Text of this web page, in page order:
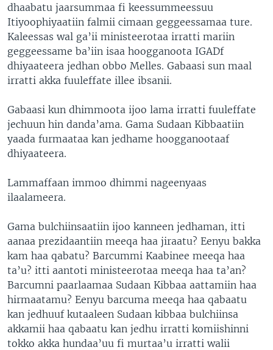
dhaabatu jaarsummaa fi keessummeessuu
Itiyoophiyaatiin falmii cimaan geggeessamaa ture.
Kaleessas wal ga’ii ministeerotaa irratti mariin
geggeessame ba’iin isaa hoogganoota IGADf
dhiyaateera jedhan obbo Melles. Gabaasi sun maal
irratti akka fuuleffate illee ibsanii.
Gabaasi kun dhimmoota ijoo lama irratti fuuleffate
jechuun hin danda’ama. Gama Sudaan Kibbaatiin
yaada furmaataa kan jedhame hoogganootaaf
dhiyaateera.
Lammaffaan immoo dhimmi nageenyaas
ilaalameera.
Gama bulchiinsaatiin ijoo kanneen jedhaman, itti
aanaa prezidaantiin meeqa haa jiraatu? Eenyu bakka
kam haa qabatu? Barcummi Kaabinee meeqa haa
ta’u? itti aantoti ministeerotaa meeqa haa ta’an?
Barcumni paarlaamaa Sudaan Kibbaa aattamiin haa
hirmaatamu? Eenyu barcuma meeqa haa qabaatu
kan jedhuuf kutaaleen Sudaan kibbaa bulchiinsa
akkamii haa qabaatu kan jedhu irratti komiishinni
tokko akka hundaa’uu fi murtaa’u irratti walii